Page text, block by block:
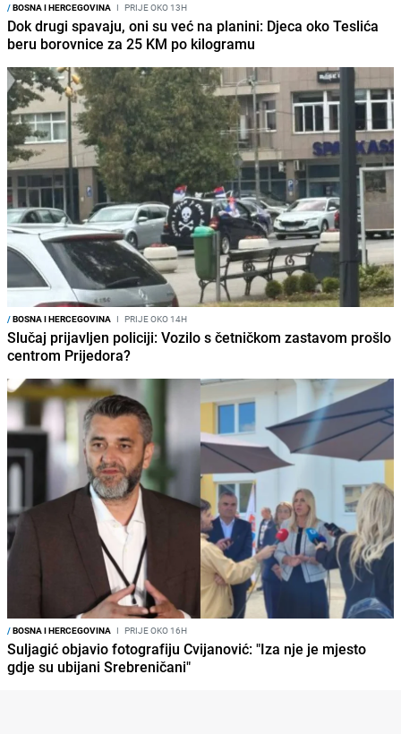
/BOSNA I HERCEGOVINA I PRIJE OKO 13H
Dok drugi spavaju, oni su već na planini: Djeca oko Teslića
beru borovnice za 25 KM po kilogramu
/BOSNA I HERCEGOVINA I PRIJE OKO 14H
Slučaj prijavljen policiji: Vozilo s četničkom zastavom prošlo
centrom Prijedora?
/BOSNA I HERCEGOVINA I PRIJE OKO 16H
Suljagić objavio fotografiju Cvijanović: "Iza nje je mjesto
gdje su ubijani Srebreničani"